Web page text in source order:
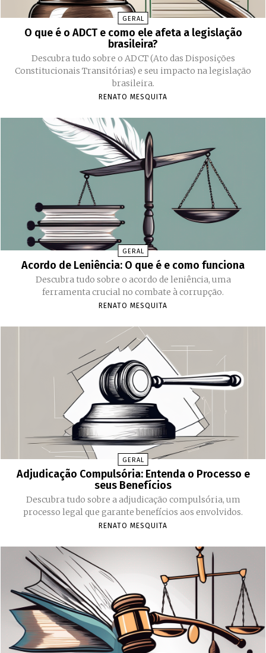
GERAL
O que é o ADCT e como ele afeta a legislação
brasileira?
Descubra tudo sobre o ADCT (Ato das Disposições
Constitucionais Transitórias) e seu impacto na legislação
brasileira.
RENATO MESQUITA
GERAL
Acordo de Leniência: O que é e como funciona
Descubra tudo sobre o acordo de leniência, uma
ferramenta crucial no combate à corrupção.
RENATO MESQUITA
GERAL
Adjudicação Compulsória: Entenda o Processo e
seus Benefícios
Descubra tudo sobre a adjudicação compulsória, um
processo legal que garante benefícios aos envolvidos.
RENATO MESQUITA